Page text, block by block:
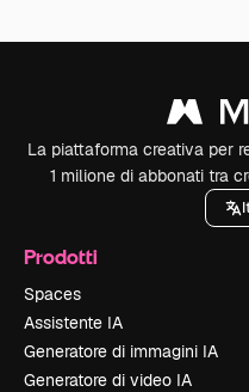
La piattaforma creativa per
1 milione di abbonati tra
Prodotti
Spaces
Assistente IA
Generatore di immagini IA
Generatore di video IA